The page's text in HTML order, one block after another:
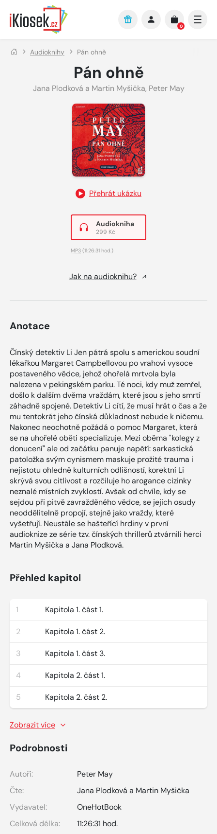
Přejít na hlavní obsah
0
Audioknihy Pán ohně
Pán ohně
Jana Plodková a Martin Myšička, Peter May
Přehrát ukázku
Audiokniha
299 Kč
MP3 (11:26:31 hod.)
Jak na audioknihu?
Anotace
Čínský detektiv Li Jen pátrá spolu s americkou soudní
lékařkou Margaret Campbellovou po vrahovi vysoce
postaveného vědce, jehož ohořelá mrtvola byla
nalezena v pekingském parku. Té noci, kdy muž zemřel,
došlo k dalším dvěma vraždám, které jsou s jeho smrtí
záhadně spojené. Detektiv Li cítí, že musí hrát o čas a že
mu tentokrát jeho čínská důkladnost nebude k ničemu.
Nakonec neochotně požádá o pomoc Margaret, která
se na uhořelé oběti specializuje. Mezi oběma "kolegy z
donucení" ale od začátku panuje napětí: sarkastická
patoložka svým cynismem maskuje prožité trauma i
nejistotu ohledně kulturních odlišností, korektní Li
skrývá svou citlivost a rozčiluje ho arogance cizinky
neznalé místních zvyklostí. Avšak od chvíle, kdy se
sejdou při pitvě zavražděného vědce, se jejich osudy
neoddělitelně propojí, stejně jako vraždy, které
vyšetřují. Neustále se hašteřící hrdiny v první
audioknize ze série tzv. čínských thrillerů ztvárnili herci
Martin Myšička a Jana Plodková.
Přehled kapitol
1 Kapitola 1. část 1.
2 Kapitola 1. část 2.
3 Kapitola 1. část 3.
4 Kapitola 2. část 1.
5 Kapitola 2. část 2.
Zobrazit více
Podrobnosti
Autoři:
Peter May
Čte:
Jana Plodková a Martin Myšička
Vydavatel:
OneHotBook
Celková délka:
11:26:31 hod.